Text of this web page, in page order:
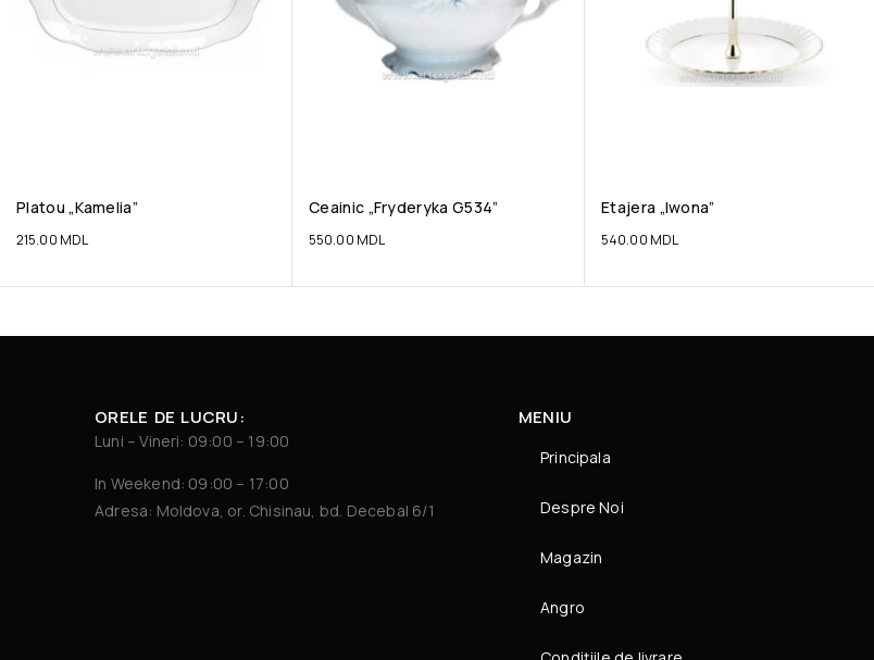
Platou „Kamelia”
215.00 MDL
Ceainic „Fryderyka G534”
550.00 MDL
Etajera „Iwona”
540.00 MDL
ORELE DE LUCRU:
Luni – Vineri: 09:00 – 19:00
In Weekend: 09:00 – 17:00
Adresa: Moldova, or. Chisinau, bd. Decebal 6/1
MENIU
Principala
Despre Noi
Magazin
Angro